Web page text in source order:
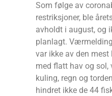
Som følge av
restriksjoner, ble
avholdt i august, og
planlagt.
var ikke av den
med flatt hav og sol,
kuling, regn og
hindret ikke de 44